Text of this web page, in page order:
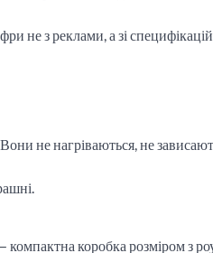
не з реклами, а зі специфікацій
не нагріваються, не
коробка розміром з